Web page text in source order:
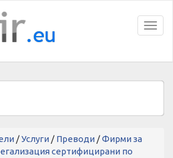
/Услуги/ Преводи/Фирми за
сертифицирани по